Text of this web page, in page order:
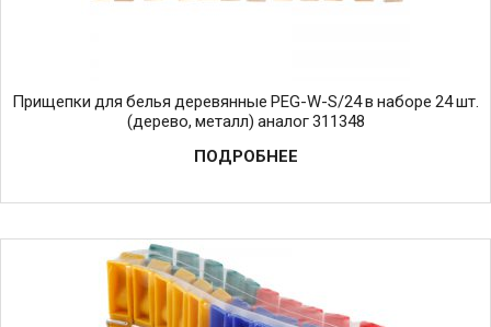
Прищепки для белья деревянные PEG-W-S/24 в наборе 24 шт.
(дерево, металл) аналог 311348
ПОДРОБНЕЕ